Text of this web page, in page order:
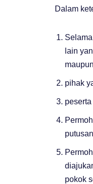
Dalam
Selama
lain
pihak
pokok